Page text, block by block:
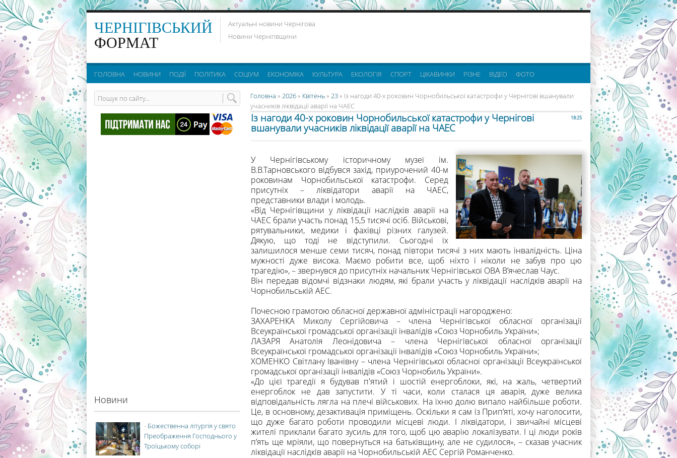
реклама партнерів:
ЧЕРНІГІВСЬКИЙ
ФОРМАТ
Актуальні новини Чернігова
Новини Чернігівщини
ГОЛОВНА НОВИНИ ПОДІЇ ПОЛІТИКА СОЦІУМ ЕКОНОМІКА КУЛЬТУРА ЕКОЛОГІЯ СПОРТ ЦІКАВИНКИ РІЗНЕ ВІДЕО ФОТО
Головна » 2026» Квітень» 23» Із нагоди 40-х роковин Чорнобильської катастрофи у Чернігові вшанували
учасників ліквідації аварії на ЧАЕС
18:25
Із нагоди 40-х роковин Чорнобильської катастрофи у Чернігові
вшанували учасників ліквідації аварії на ЧАЕС
У Чернігівському історичному музеї ім.
В.В.Тарновського відбувся захід, приурочений 40-м
роковинам Чорнобильської катастрофи. Серед
присутніх – ліквідатори аварії на ЧАЕС,
представники влади і молодь.
«Від Чернігівщини у ліквідації наслідків аварії на
ЧАЕС брали участь понад 15,5 тисячі осіб. Військові,
рятувальники, медики і фахівці різних галузей.
Дякую, що тоді не відступили. Сьогодні їх
залишилося менше семи тисяч, понад півтори тисячі з них мають інвалідність. Ціна
мужності дуже висока. Маємо робити все, щоб ніхто і ніколи не забув про цю
трагедію», – звернувся до присутніх начальник Чернігівської ОВА В’ячеслав Чаус.
Він передав відомчі відзнаки людям, які брали участь у ліквідації наслідків аварії на
Чорнобильській АЕС.
Почесною грамотою обласної державної адміністрації нагороджено:
ЗАХАРЕНКА Миколу Сергійовича – члена Чернігівської обласної організації
Всеукраїнської громадської організації інвалідів «Союз Чорнобиль України»;
ЛАЗАРЯ Анатолія Леонідовича – члена Чернігівської обласної організації
Всеукраїнської громадської організації інвалідів «Союз Чорнобиль України»;
ХОМЕНКО Світлану Іванівну – члена Чернігівської обласної організації Всеукраїнської
громадської організації інвалідів «Союз Чорнобиль України».
«До цієї трагедії я будував п'ятий і шостій енергоблоки, які, на жаль, четвертий
енергоблок не дав запустити. У ті часи, коли сталася ця аварія, дуже велика
відповідальність лягла на плечі військових. На їхню долю випало найбільше роботи.
Це, в основному, дезактивація приміщень. Оскільки я сам із Прип’яті, хочу наголосити,
що дуже багато роботи проводили місцеві люди. І ліквідатори, і звичайні місцеві
жителі приклали багато зусиль для того, щоб цю аварію локалізувати. І ці люди років
п’ять ще мріяли, що повернуться на батьківщину, але не судилося», – сказав учасник
ліквідації наслідків аварії на Чорнобильській АЕС Сергій Романченко.
Новини
- Божественна літургія у свято
Преображення Господнього у
Троїцькому соборі